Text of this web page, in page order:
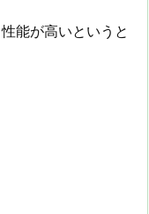
能が高いというと